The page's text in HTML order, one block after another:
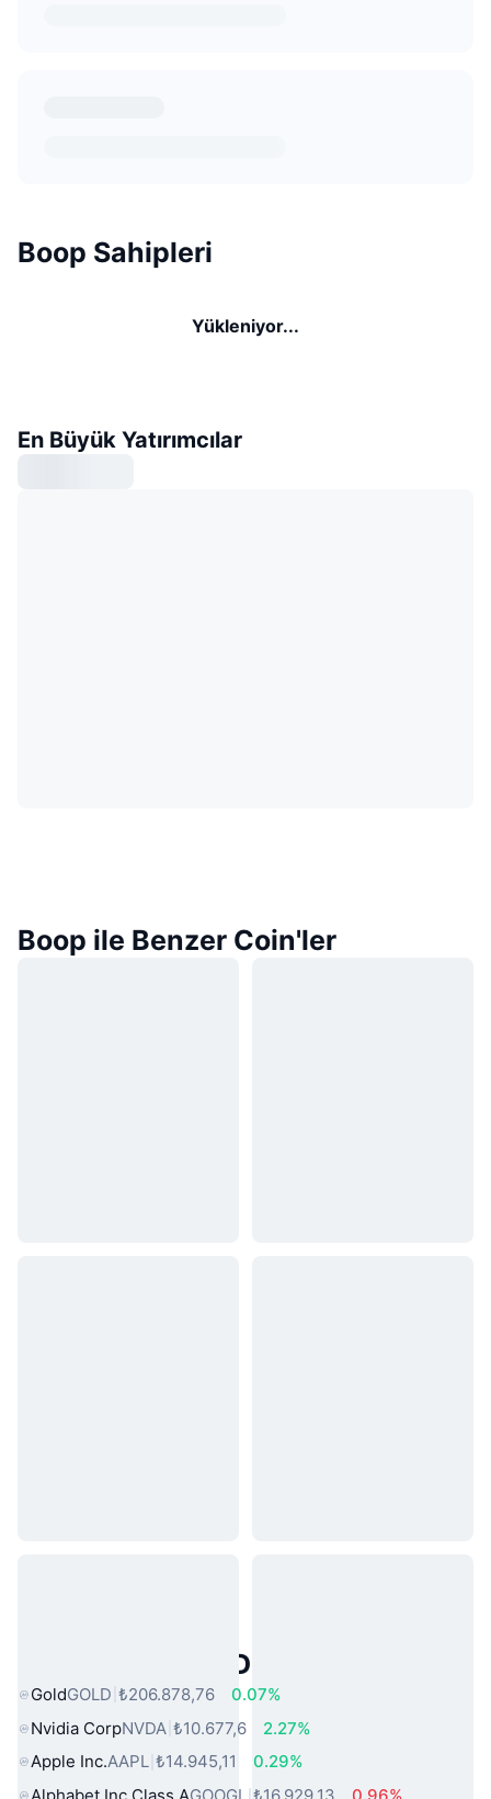
Boop Sahipleri
Yükleniyor...
En Büyük Yatırımcılar
Boop ile Benzer Coin'ler
Popüler Gerçek Dünya Varlıkları
GoldGOLD ₺206.878,76
0.07%
Nvidia CorpNVDA ₺10.677,6
2.27%
Apple Inc.AAPL ₺14.945,11
0.29%